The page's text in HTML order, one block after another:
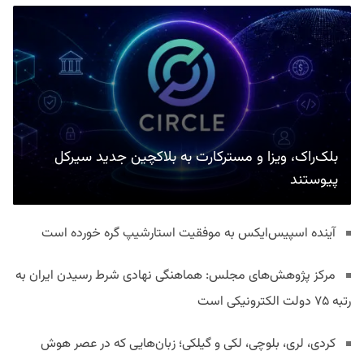
بلک‌راک، ویزا و مسترکارت به بلاکچین جدید سیرکل
پیوستند
آینده اسپیس‌ایکس به موفقیت استارشیپ گره خورده است
مرکز پژوهش‌های مجلس: هماهنگی نهادی شرط رسیدن ایران به
رتبه ۷۵ دولت الکترونیکی است
کردی، لری، بلوچی، لکی و گیلکی؛ زبان‌هایی که در عصر هوش